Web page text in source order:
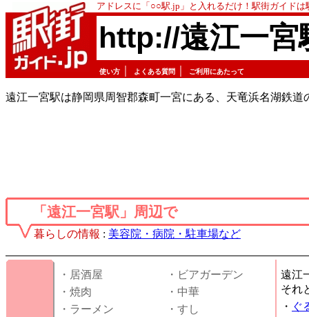
アドレスに「○○駅.jp」と入れるだけ！駅街ガイド
http://遠江一宮
使い方 よくある質問 ご利用にあたって
遠江一宮駅は静岡県周智郡森町一宮にある、天竜浜名湖鉄道
「遠江一宮駅」周辺で
暮らしの情報 : 美容院・病院・駐車場など
・居酒屋
・ビアガーデン
・焼肉
・中華
・ラーメン
・すし
遠江
それ
・ ぐ